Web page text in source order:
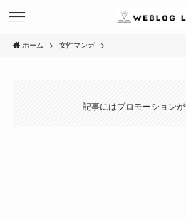
ホーム 女性マンガ
記事にはプロモーション